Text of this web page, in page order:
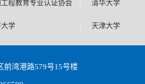
工程教育专业认证协会 | 清华大学
大学 | 天津大学
前湾港路579号15号楼